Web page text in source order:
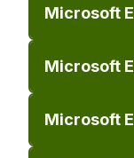
Microsoft
Microsoft
Microsoft